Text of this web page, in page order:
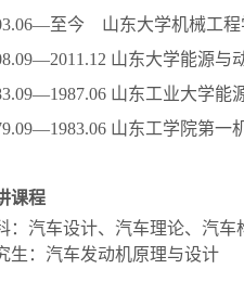
至今 山东大学机械工程
山东大学能源
山东工业大学能
山东工学院第一
课程
：汽车设计、汽车理论、汽车
生：汽车发动机原理与设计